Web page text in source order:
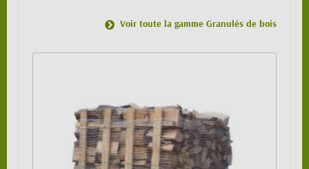
Voir toute la gamme Granulés de bois